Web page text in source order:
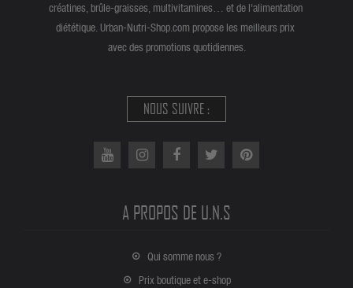
créatines, brûle-graisses, multivitamines… et de l'alimentation
diététique. Urban-Nutri-Shop.com propose les meilleurs prix
avec des promotions quotidiennes.
NOUS SUIVRE :
A PROPOS DE U.N.S
Qui somme nous ?
Prix boutique et e-shop